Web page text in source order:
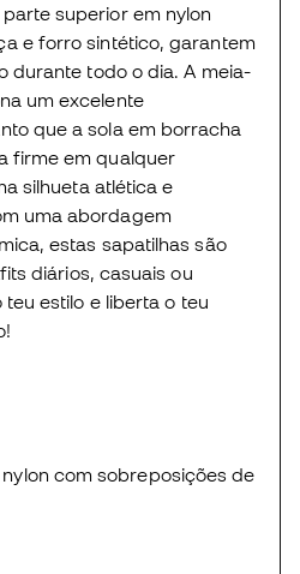
superior em nylon
e forro sintético, garantem
durante todo o dia. A meia-
um excelente
que a sola em borracha
firme em qualquer
silhueta atlética e
uma abordagem
estas sapatilhas são
diários, casuais ou
estilo e liberta o teu
com sobreposições de